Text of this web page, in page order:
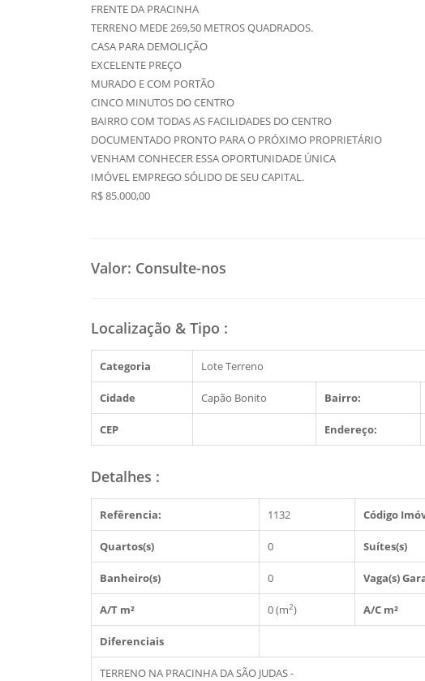
FRENTE DA PRACINHA
TERRENO MEDE 269,50 METROS QUADRADOS.
CASA PARA DEMOLIÇÃO
EXCELENTE PREÇO
MURADO E COM PORTÃO
CINCO MINUTOS DO CENTRO
BAIRRO COM TODAS AS FACILIDADES DO CENTRO
DOCUMENTADO PRONTO PARA O PRÓXIMO PROPRIETÁRIO
VENHAM CONHECER ESSA OPORTUNIDADE ÚNICA
IMÓVEL EMPREGO SÓLIDO DE SEU CAPITAL.
R$ 85.000,00
Valor: Consulte-nos
Localização & Tipo :
Categoria Lote Terreno
Cidade Capão Bonito Bairro:
CEP Endereço:
Detalhes :
Refêrencia: 1132 Código
Quartos(s) 0 Suítes(s)
Banheiro(s) 0 Vaga(s)
A/T m² 0 (m2) A/C m²
Diferenciais
TERRENO NA PRACINHA DA SÃO JUDAS -